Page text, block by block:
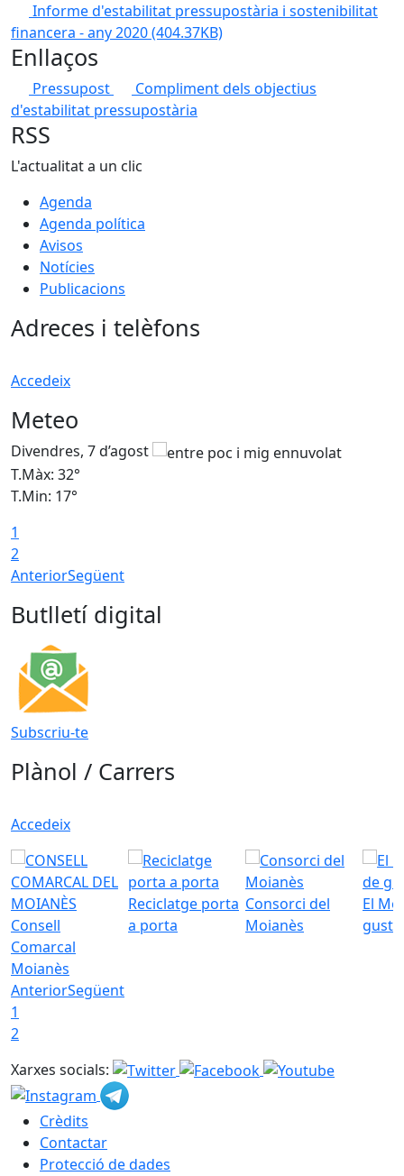
Informe d'estabilitat pressupostària i sostenibilitat
financera - any 2020(404.37KB)
Enllaços
Pressupost
Compliment dels objectius
d'estabilitat pressupostària
RSS
L'actualitat a un clic
Agenda
Agenda política
Avisos
Notícies
Publicacions
Adreces i telèfons
Accedeix
Meteo
Divendres, 7 d’agost
T.Màx: 32°
T.Min: 17°
1
2
AnteriorSegüent
Butlletí digital
Subscriu-te
Plànol / Carrers
Accedeix
Consell
Comarcal
Moianès
Reciclatge porta
a porta
Consorci del
Moianès
El
gust
AnteriorSegüent
1
2
Xarxes socials:
Crèdits
Contactar
Protecció de dades